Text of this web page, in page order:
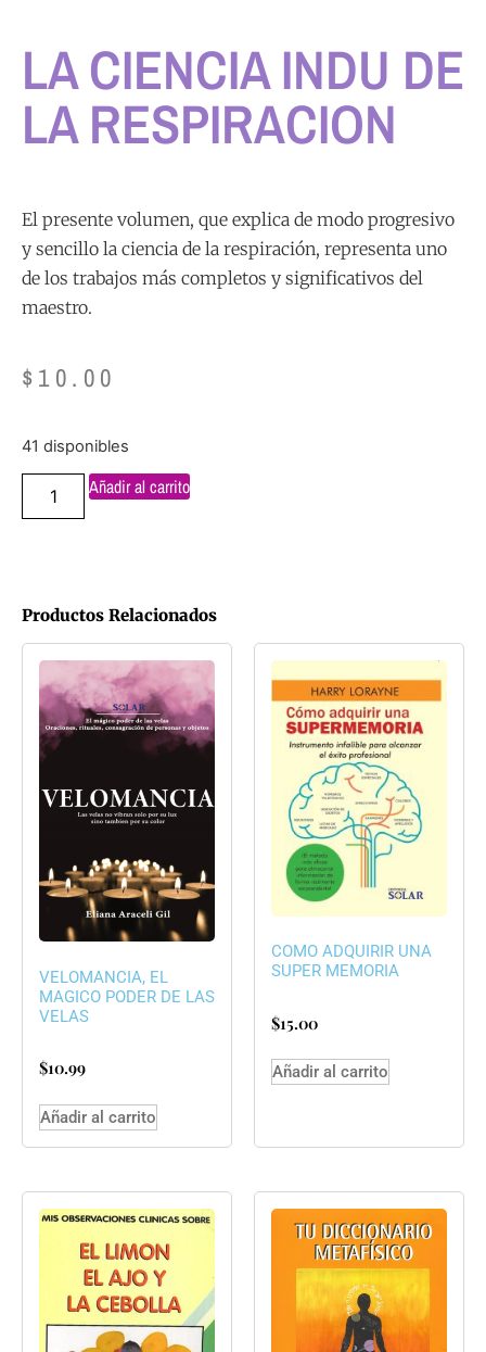
LA CIENCIA INDU DE
LA RESPIRACION
El presente volumen, que explica de modo progresivo
y sencillo la ciencia de la respiración, representa uno
de los trabajos más completos y significativos del
maestro.
$ 10.00
41 disponibles
Añadir al carrito
Productos Relacionados
VELOMANCIA, EL
MAGICO PODER DE LAS
VELAS
$10.99
Añadir al carrito
COMO ADQUIRIR UNA
SUPER MEMORIA
$15.00
Añadir al carrito